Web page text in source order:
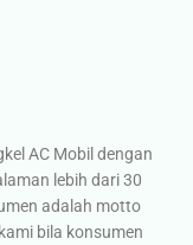
AC Mobil dengan
lebih dari 30
adalah motto
bila konsumen